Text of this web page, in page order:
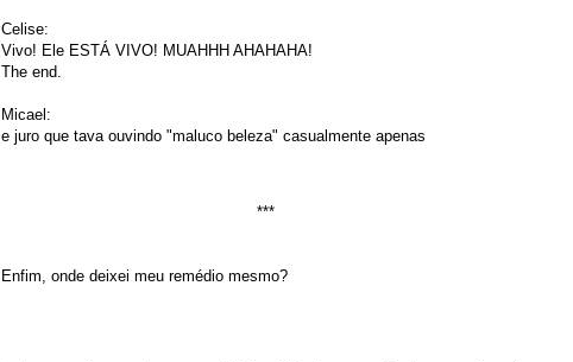
Celise:
Vivo! Ele ESTÁ VIVO! MUAHHH AHAHAHA!
The end.
Micael:
e juro que tava ouvindo "maluco beleza" casualmente apenas
***
Enfim, onde deixei meu remédio mesmo?